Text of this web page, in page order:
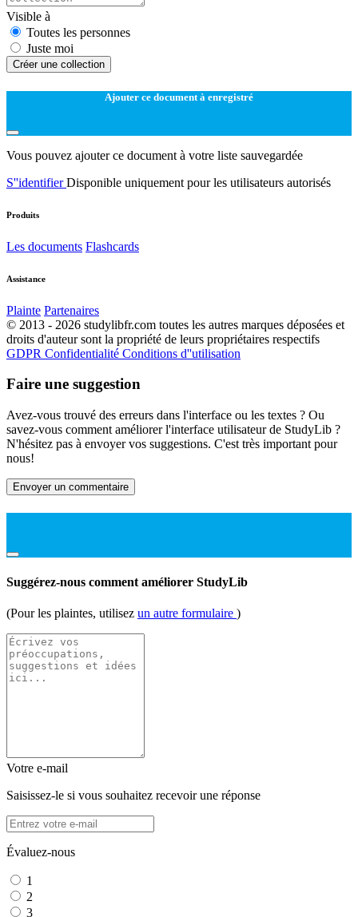
Visible à
Toutes les personnes
Juste moi
Créer une collection
Ajouter ce document à enregistré
Vous pouvez ajouter ce document à votre liste sauvegardée
S''identifierDisponible uniquement pour les utilisateurs autorisés
Produits
Les documents Flashcards
Assistance
Plainte Partenaires
© 2013 - 2026 studylibfr.com toutes les autres marques déposées et
droits d'auteur sont la propriété de leurs propriétaires respectifs
GDPR Confidentialité Conditions d''utilisation
Faire une suggestion
Avez-vous trouvé des erreurs dans l'interface ou les textes ? Ou
savez-vous comment améliorer l'interface utilisateur de StudyLib ?
N'hésitez pas à envoyer vos suggestions. C'est très important pour
nous!
Envoyer un commentaire
Suggérez-nous comment améliorer StudyLib
(Pour les plaintes, utilisez un autre formulaire )
Votre e-mail
Saisissez-le si vous souhaitez recevoir une réponse
Évaluez-nous
1
2
3